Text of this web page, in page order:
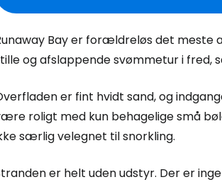
Bay er forældreløs det meste
og afslappende svømmetur i fred,
er fint hvidt sand, og
roligt med kun behagelige små
særlig velegnet til snorkling.
er helt uden udstyr. Der er
Log
... det